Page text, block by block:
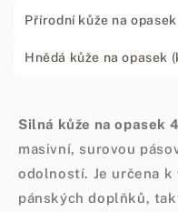
Přírodní kůže na opasek
Hnědá kůže na opasek
Silná kůže na opasek
masivní, surovou
odolností. Je určena
pánských doplňků,